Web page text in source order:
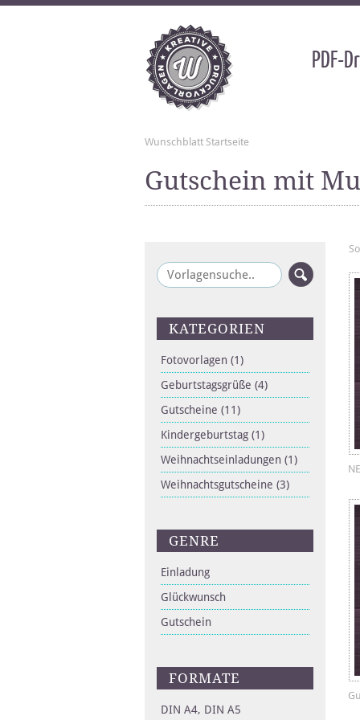
PDF-
Wunschblatt Startseite
Gutschein mit
KATEGORIEN
Fotovorlagen (1)
Geburtstagsgrüße (4)
Gutscheine (11)
Kindergeburtstag (1)
Weihnachtseinladungen (1)
Weihnachtsgutscheine (3)
GENRE
Einladung
Glückwunsch
Gutschein
FORMATE
DIN A4, DIN A5